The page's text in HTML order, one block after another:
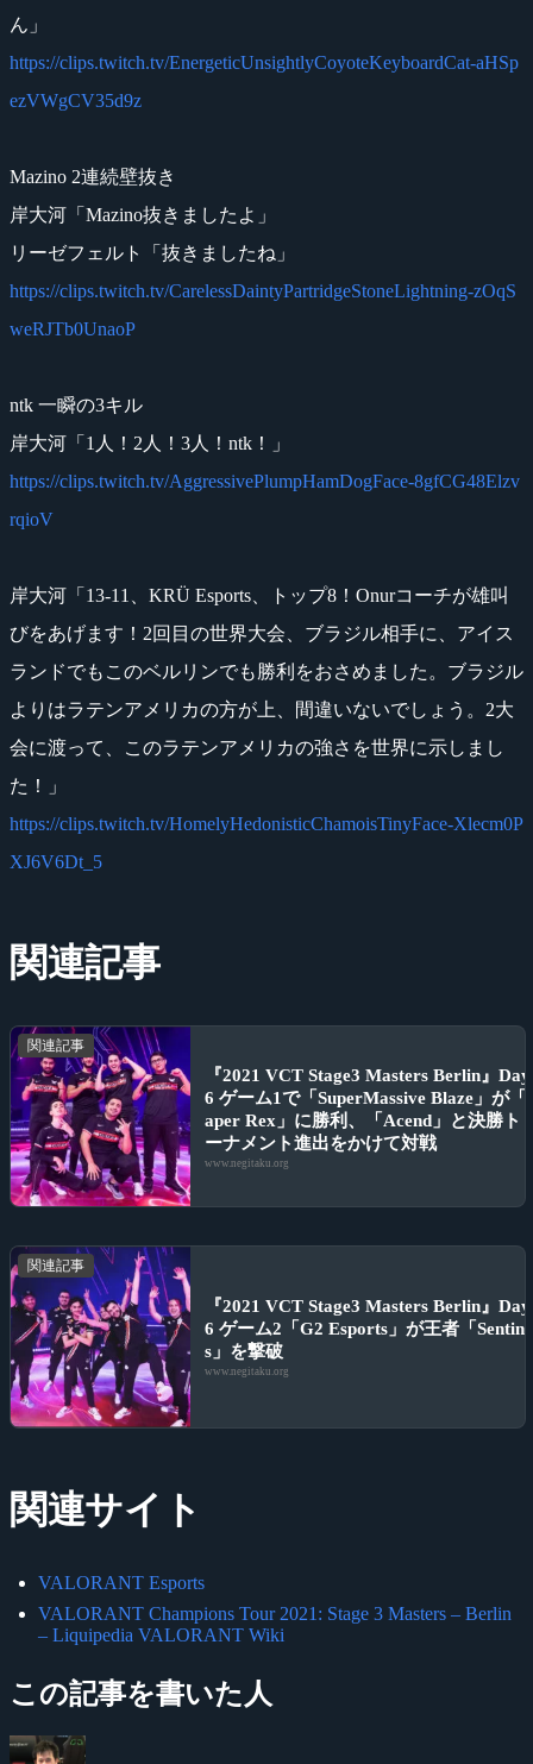
ん」
https://clips.twitch.tv/EnergeticUnsightlyCoyoteKeyboardCat-aHSp
ezVWgCV35d9z
Mazino 2連続壁抜き
岸大河「Mazino抜きましたよ」
リーゼフェルト「抜きましたね」
https://clips.twitch.tv/CarelessDaintyPartridgeStoneLightning-zOqS
weRJTb0UnaoP
ntk 一瞬の3キル
岸大河「1人！2人！3人！ntk！」
https://clips.twitch.tv/AggressivePlumpHamDogFace-8gfCG48Elzv
rqioV
岸大河「13-11、KRÜ Esports、トップ8！Onurコーチが雄叫
びをあげます！2回目の世界大会、ブラジル相手に、アイス
ランドでもこのベルリンでも勝利をおさめました。ブラジル
よりはラテンアメリカの方が上、間違いないでしょう。2大
会に渡って、このラテンアメリカの強さを世界に示しまし
た！」
https://clips.twitch.tv/HomelyHedonisticChamoisTinyFace-Xlecm0P
XJ6V6Dt_5
関連記事
関連記事
『2021 VCT Stage3 Masters Berlin』Day
6 ゲーム1で「SuperMassive Blaze」が「
aper Rex」に勝利、「Acend」と決勝ト
ーナメント進出をかけて対戦
www.negitaku.org
関連記事
『2021 VCT Stage3 Masters Berlin』Day
6 ゲーム2「G2 Esports」が王者「
s」を撃破
www.negitaku.org
関連サイト
VALORANT Esports
VALORANT Champions Tour 2021: Stage 3 Masters – Berlin
– Liquipedia VALORANT Wiki
この記事を書いた人